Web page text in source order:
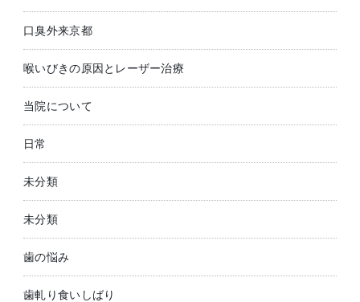
口臭外来京都
喉いびきの原因とレーザー治療
当院について
日常
未分類
未分類
歯の悩み
歯軋り食いしばり